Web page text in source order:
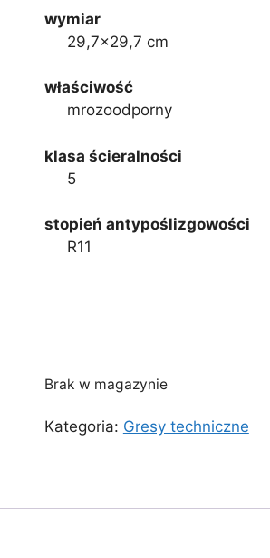
wymiar
29,7×29,7 cm
właściwość
mrozoodporny
klasa ścieralności
5
stopień antypoślizgowości
R11
Brak w magazynie
Kategoria: Gresy techniczne